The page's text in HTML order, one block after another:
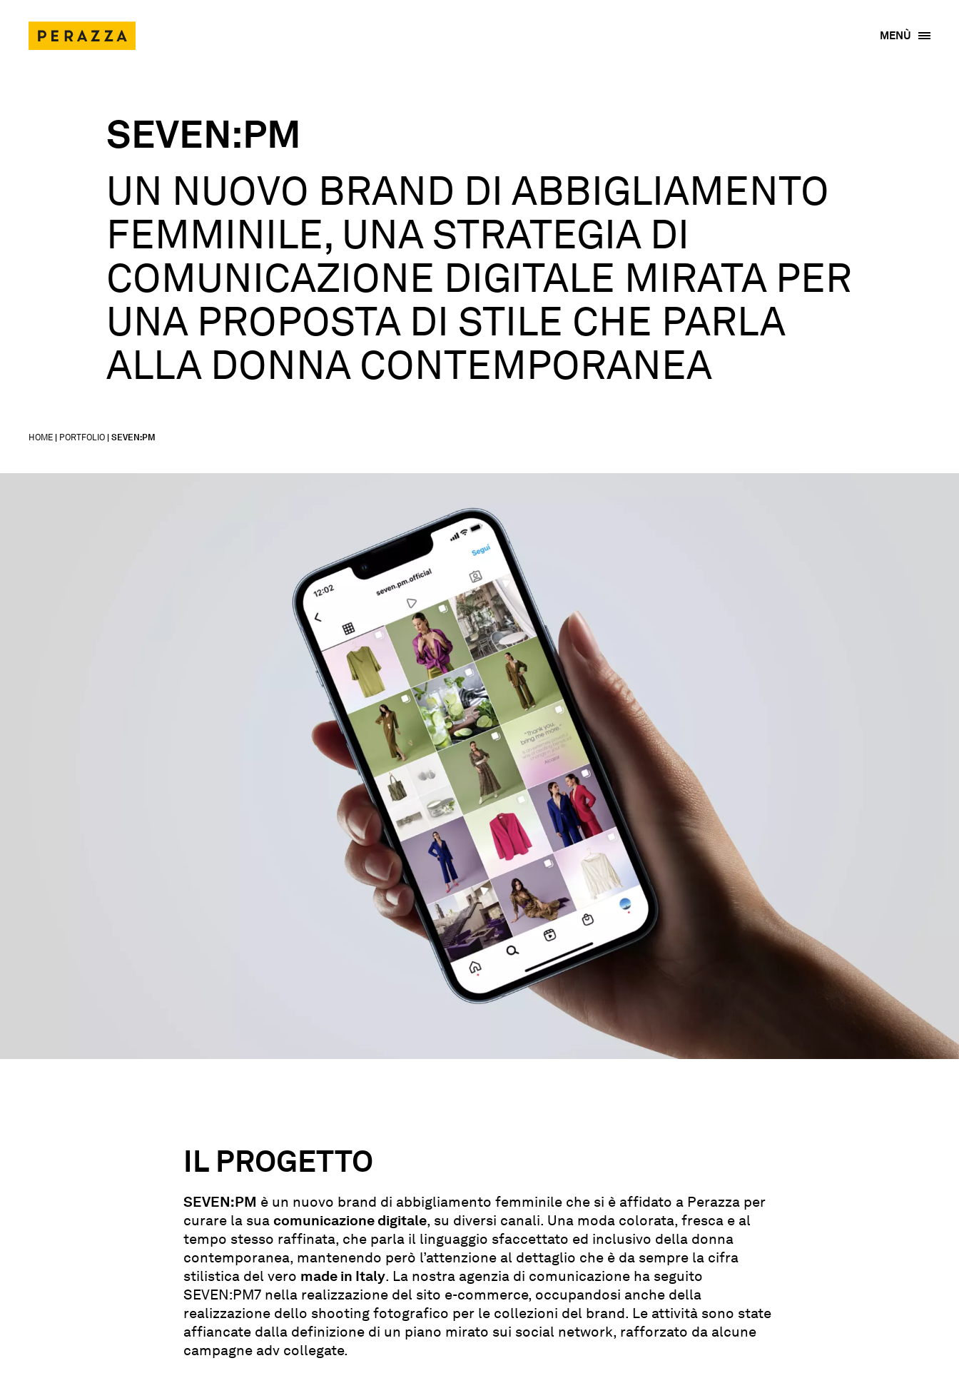
MENÙ
SEVEN:PM
UN NUOVO BRAND DI ABBIGLIAMENTO
FEMMINILE, UNA STRATEGIA DI
COMUNICAZIONE DIGITALE MIRATA PER
UNA PROPOSTA DI STILE CHE PARLA
ALLA DONNA CONTEMPORANEA
HOME PORTFOLIO SEVEN:PM
IL PROGETTO
SEVEN:PM è un nuovo brand di abbigliamento femminile che si è affidato a Perazza per
curare la sua comunicazione digitale, su diversi canali. Una moda colorata, fresca e al
tempo stesso raffinata, che parla il linguaggio sfaccettato ed inclusivo della donna
contemporanea, mantenendo però l’attenzione al dettaglio che è da sempre la cifra
stilistica del vero made in Italy. La nostra agenzia di comunicazione ha seguito
SEVEN:PM7 nella realizzazione del sito e-commerce, occupandosi anche della
realizzazione dello shooting fotografico per le collezioni del brand. Le attività sono state
affiancate dalla definizione di un piano mirato sui social network, rafforzato da alcune
campagne adv collegate.